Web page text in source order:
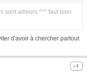
sont ailleurs ^^'' faut bien
d'avoir à chercher partout